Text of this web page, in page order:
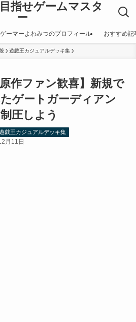
指せゲームマスタ
ー
ゲーマーよわみつのプロフィール おすすめ記
遊戯王カジュアルデッキ集
原作ファン歓喜】新規で
ゲートガーディアン
圧しよう
戯王カジュアルデッキ集
月11日